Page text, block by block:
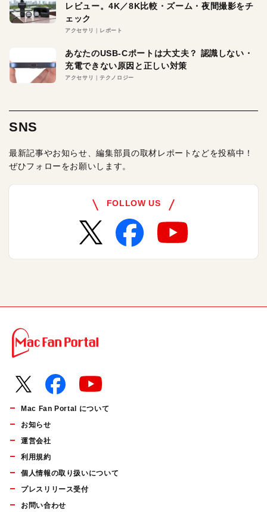
レビュー。4K／8K比較・ズーム・夜間撮影をチ
ェック
アクセサリ レポート
あなたのUSB-Cポートは大丈夫？ 認識しない・
充電できない原因と正しい対策
アクセサリ テクノロジー
SNS
最新記事やお知らせ、編集部員の取材レポートなどを投稿中！
ぜひフォローをお願いします。
FOLLOW US
Mac Fan Portal について
お知らせ
運営会社
利用規約
個人情報の取り扱いについて
プレスリリース受付
お問い合わせ